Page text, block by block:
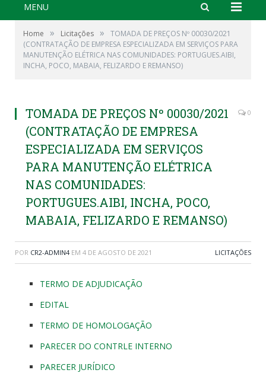
MENU
Home » Licitações »
TOMADA DE PREÇOS Nº 00030/2021
(CONTRATAÇÃO DE EMPRESA ESPECIALIZADA EM SERVIÇOS PARA
MANUTENÇÃO ELÉTRICA NAS COMUNIDADES: PORTUGUES.AIBI,
INCHA, POCO, MABAIA, FELIZARDO E REMANSO)
TOMADA DE PREÇOS Nº 00030/2021
(CONTRATAÇÃO DE EMPRESA
ESPECIALIZADA EM SERVIÇOS
PARA MANUTENÇÃO ELÉTRICA
NAS COMUNIDADES:
PORTUGUES.AIBI, INCHA, POCO,
MABAIA, FELIZARDO E REMANSO)
0
POR CR2-ADMIN4 EM 4 DE AGOSTO DE 2021 LICITAÇÕES
TERMO DE ADJUDICAÇÃO
EDITAL
TERMO DE HOMOLOGAÇÃO
PARECER DO CONTRLE INTERNO
PARECER JURÍDICO